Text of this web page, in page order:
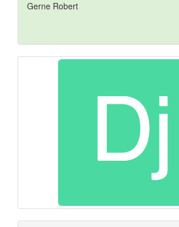
Gerne Robert